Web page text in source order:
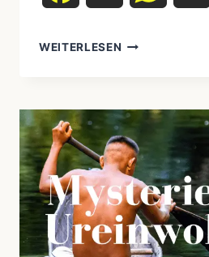
WEITERLESEN AUF
VORFAHREN:
DIE
FASZINIERENDE
GESCHICHTE
DER
BESIEDLUNG
AMERIKAS
DURCH
DIE